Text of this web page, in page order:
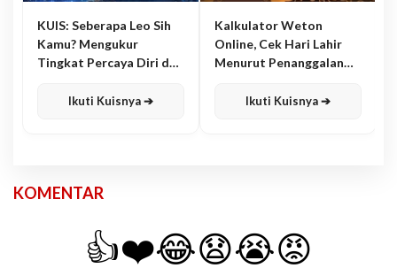
KUIS: Seberapa Leo Sih
Kamu? Mengukur
Tingkat Percaya Diri dan
Ikuti Kuisnya ➔
Kalkulator Weton
Online, Cek Hari Lahir
Menurut Penanggalan
Ikuti Kuisnya ➔
KOMENTAR
👍❤️😂😧😭😡